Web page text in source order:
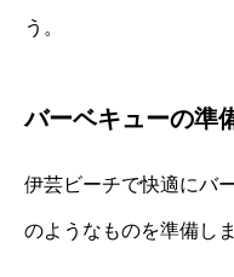
う。
バーベキューの準
伊芸ビーチで快適にバ
のようなものを準備し